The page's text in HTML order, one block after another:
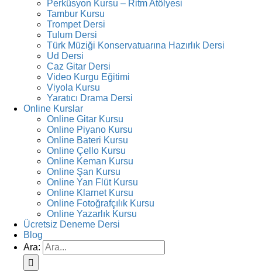
Perküsyon Kursu – Ritm Atölyesi
Tambur Kursu
Trompet Dersi
Tulum Dersi
Türk Müziği Konservatuarına Hazırlık Dersi
Ud Dersi
Caz Gitar Dersi
Video Kurgu Eğitimi
Viyola Kursu
Yaratıcı Drama Dersi
Online Kurslar
Online Gitar Kursu
Online Piyano Kursu
Online Bateri Kursu
Online Çello Kursu
Online Keman Kursu
Online Şan Kursu
Online Yan Flüt Kursu
Online Klarnet Kursu
Online Fotoğrafçılık Kursu
Online Yazarlık Kursu
Ücretsiz Deneme Dersi
Blog
Ara: